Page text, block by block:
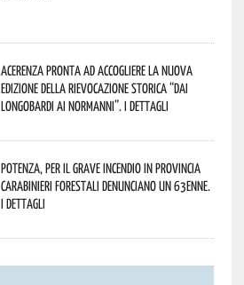
Acerenza pronta ad accogliere la nuova
edizione della rievocazione storica “Dai
Longobardi ai Normanni”. I dettagli
Potenza, per il grave incendio in Provincia
Carabinieri forestali denunciano un 63enne.
I dettagli